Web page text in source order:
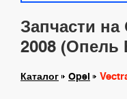
Запчасти на
2008 (Опель
Каталог Opel